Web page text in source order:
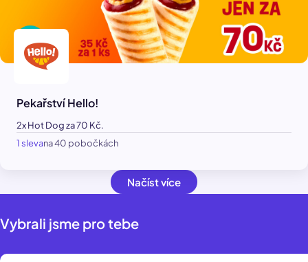
Pekařství Hello!
2x Hot Dog za 70 Kč.
1 slevana 40 pobočkách
Načíst více
Vybrali jsme pro tebe